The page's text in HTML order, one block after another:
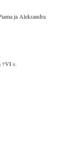
ja Aleksandra
†VI s.